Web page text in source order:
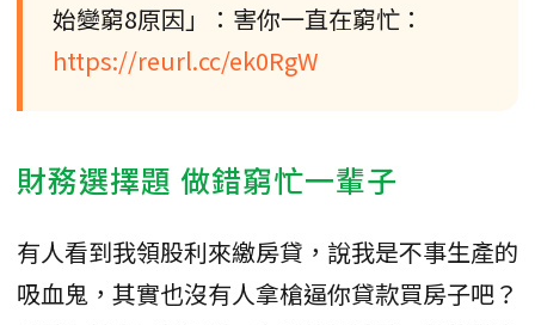
始變窮8原因」：害你一直在窮忙：
https://reurl.cc/ek0RgW
財務選擇題 做錯窮忙一輩子
有人看到我領股利來繳房貸，說我是不事生產的
吸血鬼，其實也沒有人拿槍逼你貸款買房子吧？